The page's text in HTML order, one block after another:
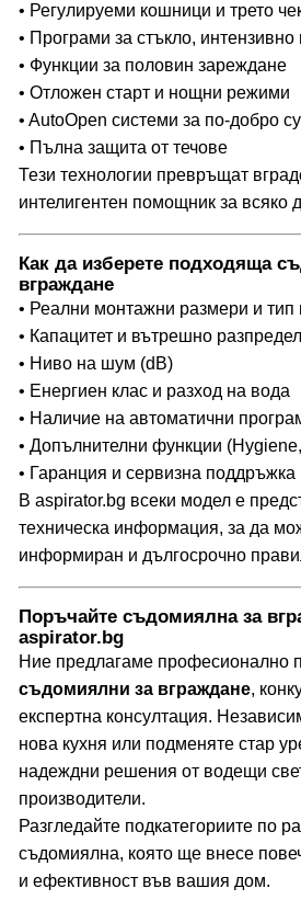
• Регулируеми кошници и трето
• Програми за стъкло,
• Функции за половин зареждане
• Отложен старт и нощни режими
• AutoOpen системи за по-добро
• Пълна защита от течове
Тези технологии превръщат
интелигентен помощник за всяко
Как да изберете подходяща
вграждане
• Реални монтажни размери и тип
• Капацитет и вътрешно
• Ниво на шум (dB)
• Енергиен клас и разход на вода
• Наличие на автоматични
• Допълнителни функции
• Гаранция и сервизна поддръжка
В aspirator.bg всеки модел е
техническа информация, за да
информиран и дългосрочно
Поръчайте съдомиялна за
aspirator.bg
Ние предлагаме професионално
съдомиялни за вграждане,
експертна консултация.
нова кухня или подменяте стар
надеждни решения от водещи
производители.
Разгледайте подкатегориите по
съдомиялна, която ще внесе
и ефективност във вашия дом.